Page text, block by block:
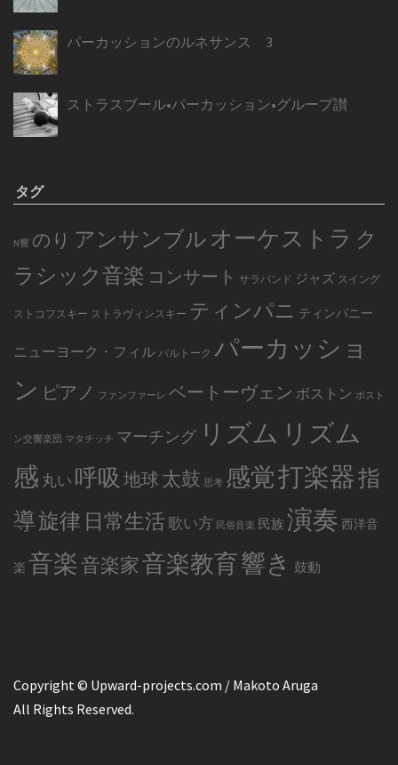
パーカッションのルネサンス 3
ストラスブール•パーカッション•グループ讃
タグ
N響 のり アンサンブルオーケストラ ク
ラシック音楽 コンサート サラバンド ジャズ スイング
ストコフスキー ストラヴィンスキー ティンパニ ティンパニー
ニューヨーク・フィル バルトーク パーカッショ
ン ピアノ ファンファーレ ベートーヴェン ボストン ボスト
ン交響楽団 マタチッチ マーチング リズム リズム
感 丸い 呼吸 地球太鼓 思考 感覚打楽器指
導旋律 日常生活歌い方 民俗音楽 民族 演奏 西洋音
楽 音楽音楽家音楽教育響き 鼓動
Copyright © Upward-projects.com / Makoto Aruga
All Rights Reserved.